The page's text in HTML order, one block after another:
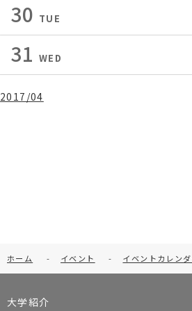
30 TUE
31 WED
2017/04
ホーム - イベント - イベントカレン
大学紹介